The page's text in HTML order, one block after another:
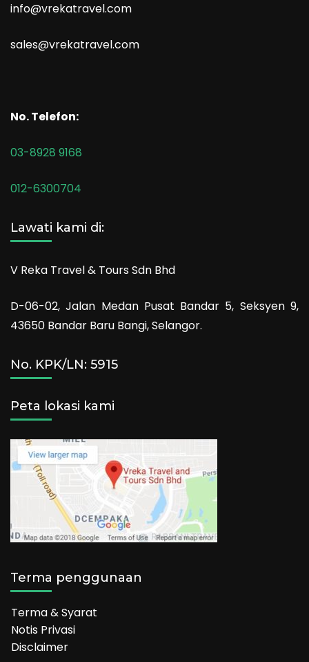
info@vrekatravel.com
sales@vrekatravel.com
No. Telefon:
03-8928 9168
012-6300704
Lawati kami di:
V Reka Travel & Tours Sdn Bhd
D-06-02, Jalan Medan Pusat Bandar 5, Seksyen 9,
43650 Bandar Baru Bangi, Selangor.
No. KPK/LN: 5915
Peta lokasi kami
Terma penggunaan
Terma & Syarat
Notis Privasi
Disclaimer